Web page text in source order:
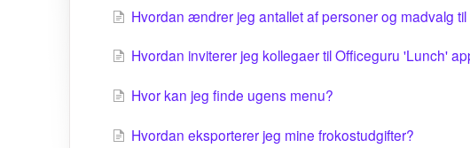
Hvordan ændrer jeg antallet af personer og madvalg til
Hvordan inviterer jeg kollegaer til Officeguru 'Lunch'
Hvor kan jeg finde ugens menu?
Hvordan eksporterer jeg mine frokostudgifter?